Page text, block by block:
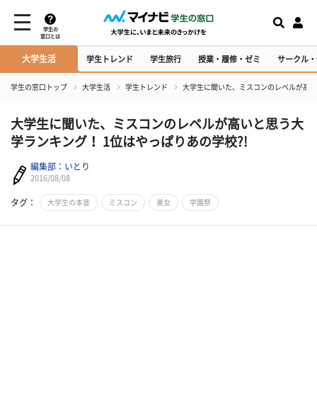
学生の
窓口とは
大学生活 学生トレンド 学生旅行 授業・履修・ゼミ サークル
学生の窓口トップ 大学生活 学生トレンド 大学生に聞いた、ミスコンのレベルが高
大学生に聞いた、ミスコンのレベルが高いと思う大
学ランキング！ 1位はやっぱりあの学校?!
編集部：いとり
2016/08/08
タグ： 大学生の本音 ミスコン 美女 学園祭